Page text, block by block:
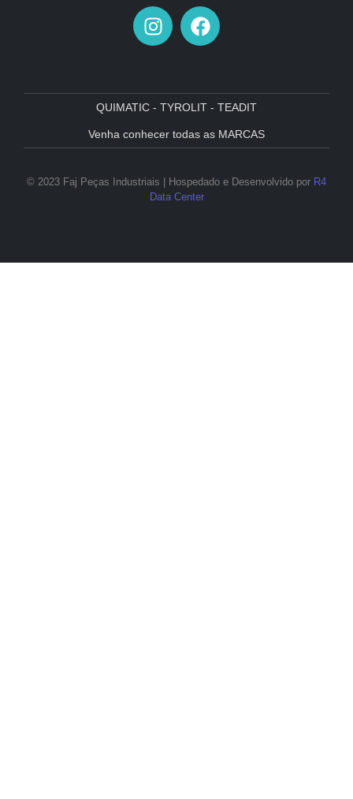
QUIMATIC - TYROLIT - TEADIT
Venha conhecer todas as MARCAS
© 2023 Faj Peças Industriais | Hospedado e Desenvolvido por R4
Data Center